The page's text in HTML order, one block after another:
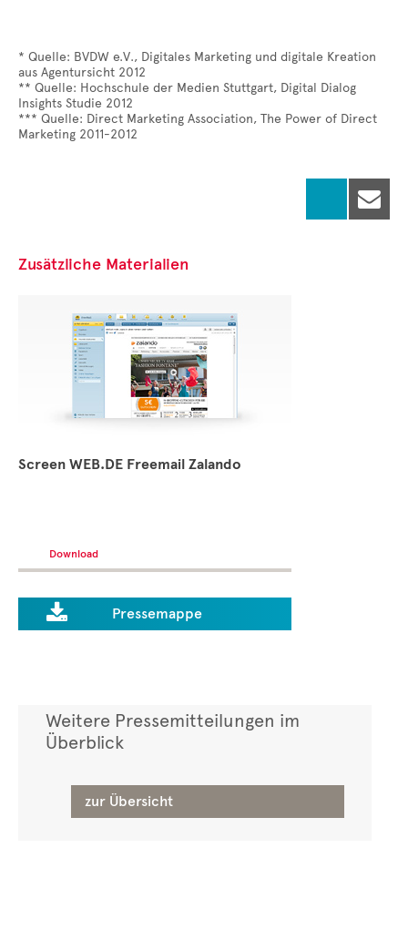
* Quelle: BVDW e.V., Digitales Marketing und digitale Kreation
aus Agentursicht 2012
** Quelle: Hochschule der Medien Stuttgart, Digital Dialog
Insights Studie 2012
*** Quelle: Direct Marketing Association, The Power of Direct
Marketing 2011-2012

Zusätzliche Materialien
Screen WEB.DE Freemail Zalando
Download
 Pressemappe
Weitere Pressemitteilungen im
Überblick
zur Übersicht